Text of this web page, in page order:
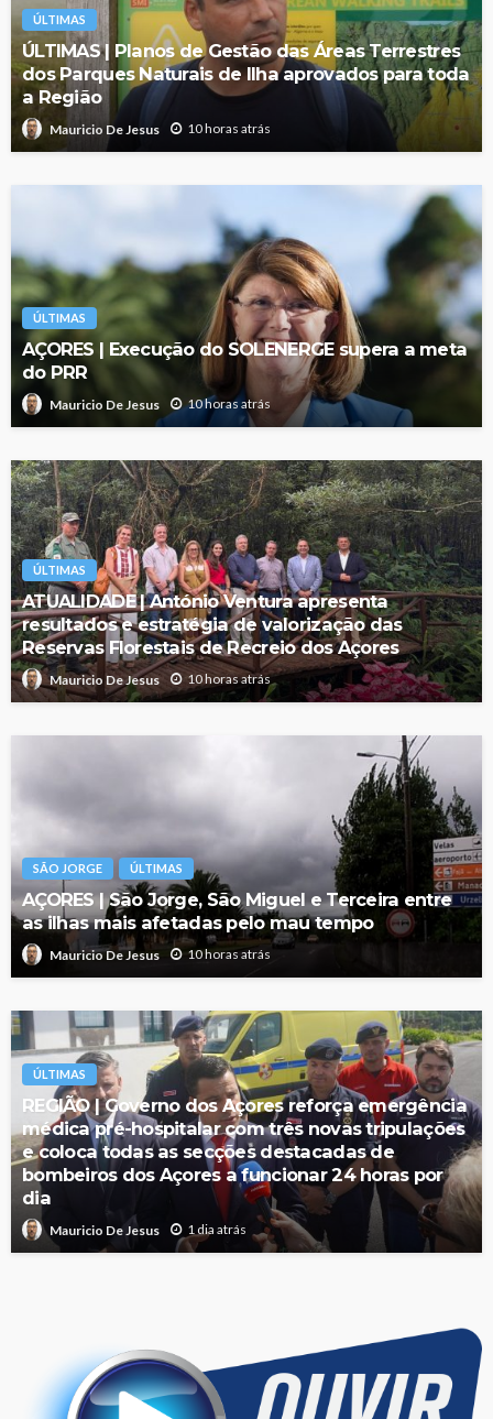
ÚLTIMAS
ÚLTIMAS | Planos de Gestão das Áreas Terrestres
dos Parques Naturais de Ilha aprovados para toda
a Região
Mauricio De Jesus 10 horas atrás
ÚLTIMAS
AÇORES | Execução do SOLENERGE supera a meta
do PRR
Mauricio De Jesus 10 horas atrás
ÚLTIMAS
ATUALIDADE | António Ventura apresenta
resultados e estratégia de valorização das
Reservas Florestais de Recreio dos Açores
Mauricio De Jesus 10 horas atrás
SÃO JORGE ÚLTIMAS
AÇORES | São Jorge, São Miguel e Terceira entre
as ilhas mais afetadas pelo mau tempo
Mauricio De Jesus 10 horas atrás
ÚLTIMAS
REGIÃO | Governo dos Açores reforça emergência
médica pré-hospitalar com três novas tripulações
e coloca todas as secções destacadas de
bombeiros dos Açores a funcionar 24 horas por
dia
Mauricio De Jesus 1 dia atrás